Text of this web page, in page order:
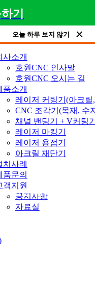
기
오늘 하루 보지 않기
사소개
호원CNC 인사말
호원CNC 오시는 길
품소개
레이저 커팅기(아크릴
CNC 조각기(목재, 수
채널 밴딩기 + V커팅
레이저 마킹기
레이저 용접기
아크릴 재단기
치사례
품문의
객지원
공지사항
자료실
간판 제작 장비,